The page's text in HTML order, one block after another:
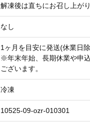
解凍後は直ちにお召し上が
なし
1ヶ月を目安に発送(休業日
※年末年始、長期休業や申
ございます。
冷凍
10525-09-ozr-010301